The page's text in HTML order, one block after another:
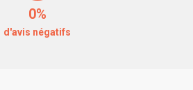
0%
d'avis négatifs